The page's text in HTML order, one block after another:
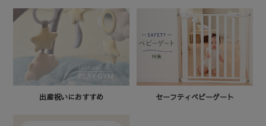
出産祝いにおすすめ セーフティベビーゲート